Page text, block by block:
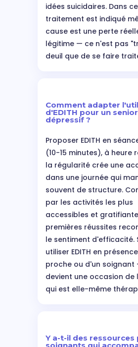
idées suicidaires. Dans
traitement est indiqué
cause est une perte
légitime — ce n'est pas
deuil que de se faire
Comment adapter
d'EDITH pour un senior
dépressif ?
Proposer EDITH en
(10-15 minutes), à heure
la régularité crée une
dans une journée qui
souvent de structure.
par les activités les plus
accessibles et
premières réussites
le sentiment d'efficacité.
utiliser EDITH en
proche ou d'un
devient une occasion de
qui est elle-même
Y a-t-il des ressources